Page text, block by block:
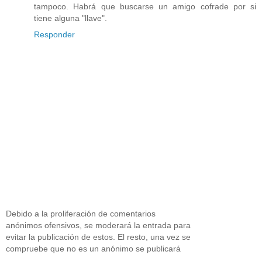
tampoco. Habrá que buscarse un amigo cofrade por si
tiene alguna "llave".
Responder
Debido a la proliferación de comentarios
anónimos ofensivos, se moderará la entrada para
evitar la publicación de estos. El resto, una vez se
compruebe que no es un anónimo se publicará